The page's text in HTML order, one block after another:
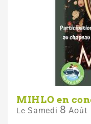
MIHLO en
Le Samedi 8 Août